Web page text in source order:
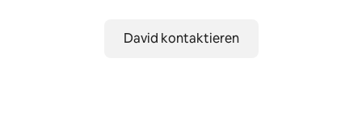
David kontaktieren